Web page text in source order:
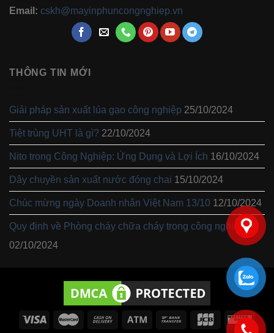
Email: cskh@mayinphuncongnghiep.vn
THÔNG TIN MỚI
Giải pháp sản xuất lúa gạo công nghiệp 25/10/2024
Tiệt trùng UHT là gì? 22/10/2024
Nito trong Công Nghiệp: Ứng Dụng và Lợi Ích 16/10/2024
Dây chuyền sản xuất nước đóng chai 15/10/2024
Chúc mừng ngày Doanh nhân Việt Nam 13/10 12/10/2024
Quy định về Phòng cháy chữa cháy trong công nghiệp
02/10/2024